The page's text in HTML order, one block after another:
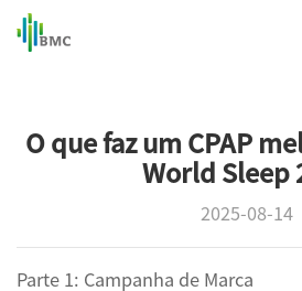
O que faz um CPAP
World Sleep
2025-08-14
Parte 1: Campanha de Marca